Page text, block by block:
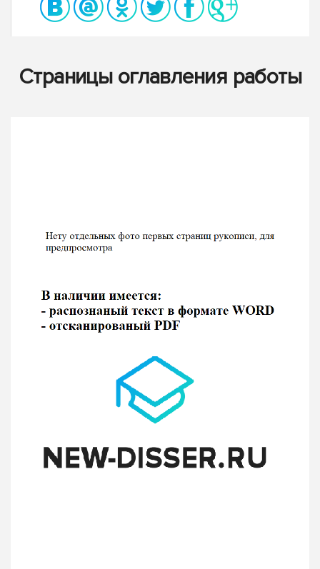
Страницы оглавления работы